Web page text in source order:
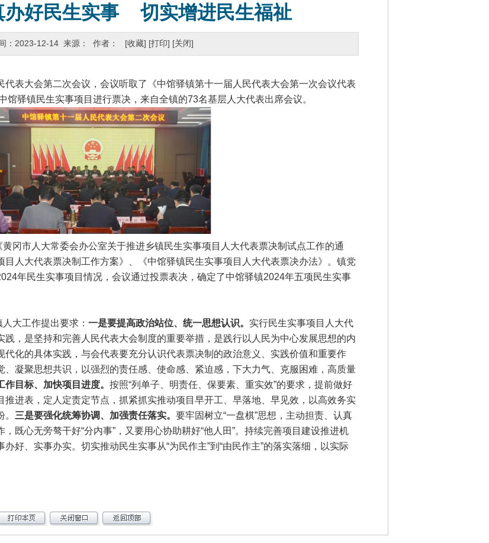
办好民生实事 切实增进民生福祉
：2023-12-14 来源： 作者： [收藏] [打印] [关闭]
表大会第二次会议，会议听取了《中馆驿镇第十一届人民代表大会第一次会议代表
驿镇民生实事项目进行票决，来自全镇的73名基层人大代表出席会议。
市人大常委会办公室关于推进乡镇民生实事项目人大代表票决制试点工作的通
人大代表票决制工作方案》、《中馆驿镇民生实事项目人大代表票决办法》。镇党
年民生实事项目情况，会议通过投票表决，确定了中馆驿镇2024年五项民生实事
大工作提出要求： 一是要提高政治站位、统一思想认识。 实行民生实事项目人大代
，是坚持和完善人民代表大会制度的重要举措，是践行以人民为中心发展思想的内
化的具体实践，与会代表要充分认识代表票决制的政治意义、实践价值和重要作
、凝聚思想共识，以强烈的责任感、使命感、紧迫感，下大力气、克服困难，高质量
作目标、加快项目进度。 按照“列单子、明责任、保要素、重实效”的要求，提前做好
进表，定人定责定节点，抓紧抓实推动项目早开工、早落地、早见效，以高效务实
三是要强化统筹协调、加强责任落实。 要牢固树立“一盘棋”思想，主动担责、认真
既心无旁骜干好“分内事”，又要用心协助耕好“他人田”。持续完善项目建设推进机
好、实事办实。切实推动民生实事从“为民作主”到“由民作主”的落实落细，以实际